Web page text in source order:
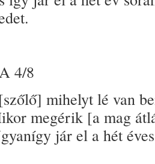
4/8
mihelyt lé van
megérik [a mag
jár el a hét